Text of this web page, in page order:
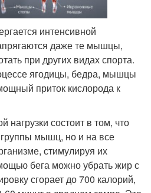
интенсивной
даже те мышцы,
при других видах спорта.
ягодицы, бедра, мышцы
приток кислорода к
нагрузки состоит в том, что
группы мышц, но и на все
стимулируя их
бега можно убрать жир с
сгорает до 700 калорий,